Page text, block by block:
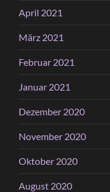
April 2021
März 2021
Februar 2021
Januar 2021
Dezember 2020
November 2020
Oktober 2020
August 2020